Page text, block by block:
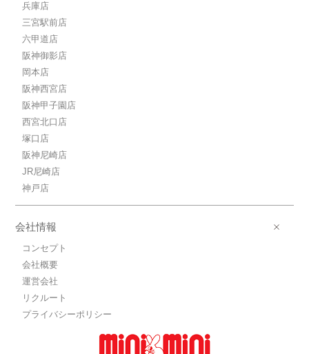
兵庫店
三宮駅前店
六甲道店
阪神御影店
岡本店
阪神西宮店
阪神甲子園店
西宮北口店
塚口店
阪神尼崎店
JR尼崎店
神戸店
会社情報
コンセプト
会社概要
運営会社
リクルート
プライバシーポリシー